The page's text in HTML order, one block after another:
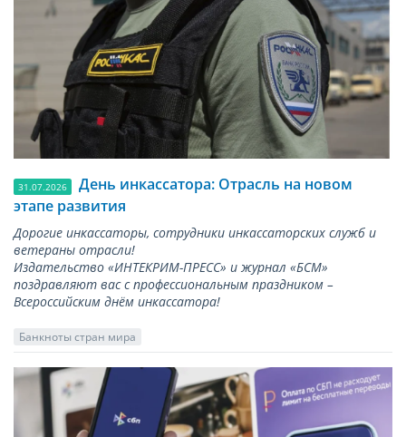
31.07.2026
День инкассатора: Отрасль на новом
этапе развития
Дорогие инкассаторы, сотрудники инкассаторских служб и
ветераны отрасли!
Издательство «ИНТЕКРИМ-ПРЕСС» и журнал «БСМ»
поздравляют вас с профессиональным праздником –
Всероссийским днём инкассатора!
Банкноты стран мира